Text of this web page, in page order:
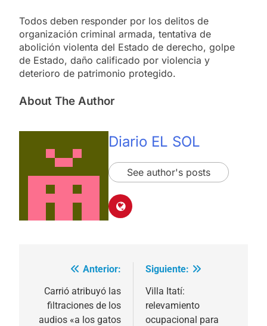
Todos deben responder por los delitos de
organización criminal armada, tentativa de
abolición violenta del Estado de derecho, golpe
de Estado, daño calificado por violencia y
deterioro de patrimonio protegido.
About The Author
Diario EL SOL
See author's posts
Navegación
de
entradas
Anterior:
Carrió atribuyó las
filtraciones de los
audios «a los gatos
Siguiente:
Villa Itatí:
relevamiento
ocupacional para